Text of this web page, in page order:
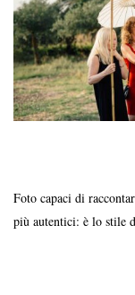
Foto capaci di
più autentici: è lo stile